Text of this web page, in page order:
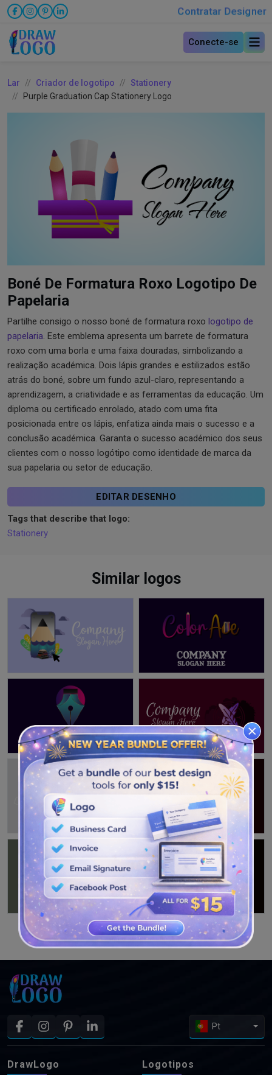
Contratar Designer
Conecte-se
Lar Criador de logotipo
Stationery
Purple Graduation Cap Stationery Logo
Boné De Formatura Roxo Logotipo De
Papelaria
Partilhe consigo o nosso boné de formatura roxo logotipo de
papelaria . Este emblema apresenta um barrete de formatura
roxo com uma borla e uma faixa douradas, simbolizando a
realização académica. Dois lápis grandes e estilizados estão
atrás do boné, sobre um fundo azul-claro, representando a
aprendizagem, a criatividade e as ferramentas da educação. Um
diploma ou certificado enrolado, atado com uma fita
posicionada entre os lápis, enfatiza ainda mais o sucesso e a
conclusão académica. Garanta o sucesso académico dos seus
clientes com o nosso logótipo como identidade de marca da
sua papelaria ou setor de educação.
EDITAR DESENHO
Tags that describe that logo:
Stationery
Similar logos
VEJA MAIS PROJETOS
Pt
DrawLogo Logotipos